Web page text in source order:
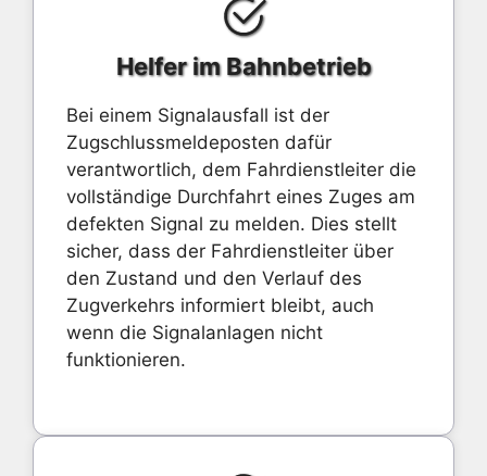
Helfer im Bahnbetrieb
Bei einem Signalausfall ist der
Zugschlussmeldeposten dafür
verantwortlich, dem Fahrdienstleiter die
vollständige Durchfahrt eines Zuges am
defekten Signal zu melden. Dies stellt
sicher, dass der Fahrdienstleiter über
den Zustand und den Verlauf des
Zugverkehrs informiert bleibt, auch
wenn die Signalanlagen nicht
funktionieren.